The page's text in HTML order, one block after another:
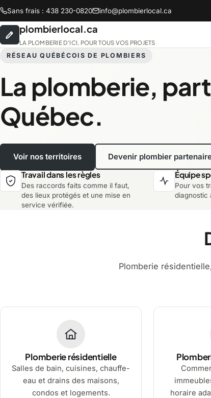
Sans frais : 438 230-0820 info@plombierlocal.ca
plombierlocal.ca
LA PLOMBERIE D'ICI, POUR TOUS VOS PROJETS
Abitibi-Témiscamingue
Lanaudière
Montréal
RÉSEAU QUÉBÉCOIS DE PLOMBIERS
La plomberie,
Québec.
Voir nos territoires Devenir plombier
Travail dans les règles
Des raccords faits comme il faut,
des lieux protégés et une mise en
service vérifiée.
Équipe
Pour vos
diagnostic
Plomberie
Plomberie résidentielle
Salles de bain, cuisines, chauffe-
eau et drains des maisons,
condos et logements.
horaire